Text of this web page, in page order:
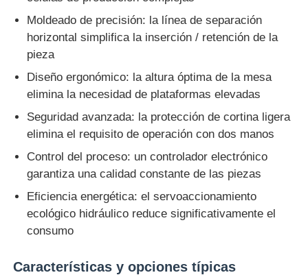
Moldeado de precisión: la línea de separación
horizontal simplifica la inserción / retención de la
pieza
Diseño ergonómico: la altura óptima de la mesa
elimina la necesidad de plataformas elevadas
Seguridad avanzada: la protección de cortina ligera
elimina el requisito de operación con dos manos
Control del proceso: un controlador electrónico
garantiza una calidad constante de las piezas
Eficiencia energética: el servoaccionamiento
ecológico hidráulico reduce significativamente el
consumo
Características y opciones típicas